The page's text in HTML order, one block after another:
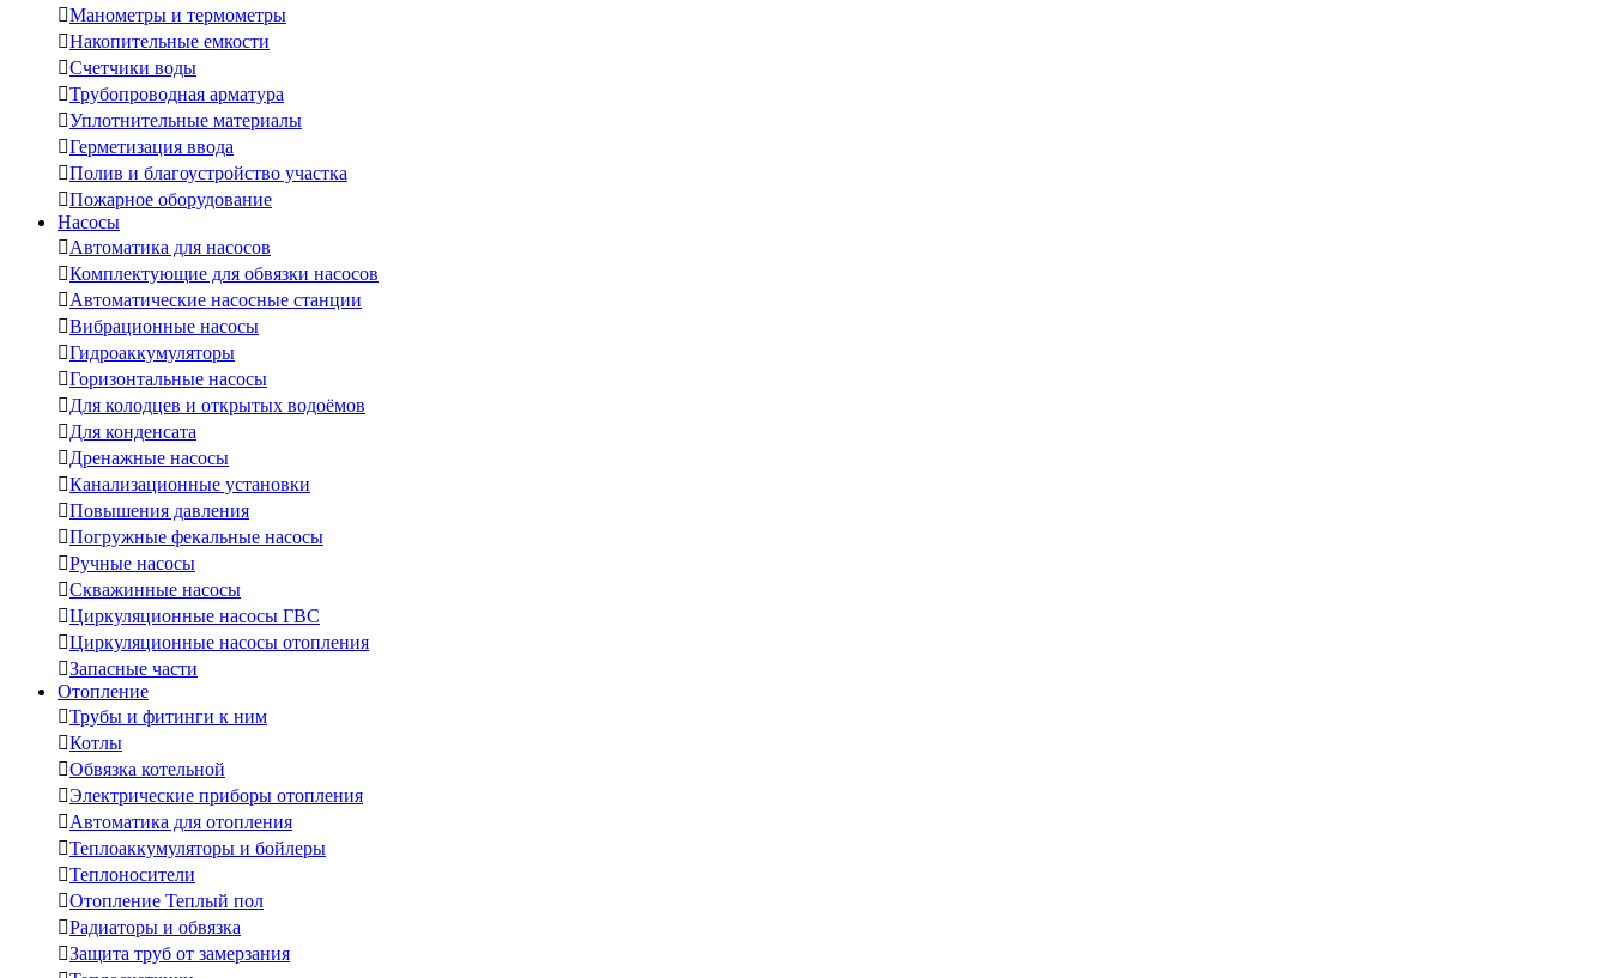
Манометры и термометры
Накопительные емкости
Счетчики воды
Трубопроводная арматура
Уплотнительные материалы
Герметизация ввода
Полив и благоустройство участка
Пожарное оборудование
Насосы
Автоматика для насосов
Комплектующие для обвязки насосов
Автоматические насосные станции
Вибрационные насосы
Гидроаккумуляторы
Горизонтальные насосы
Для колодцев и открытых водоёмов
Для конденсата
Дренажные насосы
Канализационные установки
Повышения давления
Погружные фекальные насосы
Ручные насосы
Скважинные насосы
Циркуляционные насосы ГВС
Циркуляционные насосы отопления
Запасные части
Отопление
Трубы и фитинги к ним
Котлы
Обвязка котельной
Электрические приборы отопления
Автоматика для отопления
Теплоаккумуляторы и бойлеры
Теплоносители
Отопление Теплый пол
Радиаторы и обвязка
Защита труб от замерзания